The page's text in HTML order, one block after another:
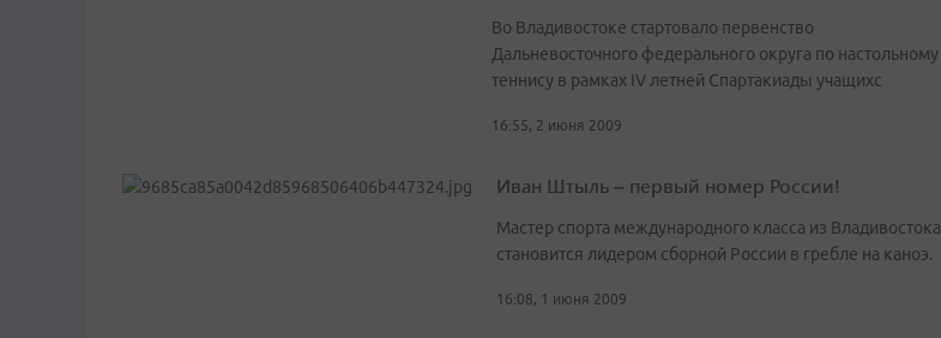
Во Владивостоке стартовало первенство
Дальневосточного федерального округа по настольному
теннису в рамках IV летней Спартакиады учащихс
16:55, 2 июня 2009
Иван Штыль – первый номер России!
Мастер спорта международного класса из Владивостока
становится лидером сборной России в гребле на каноэ.
16:08, 1 июня 2009